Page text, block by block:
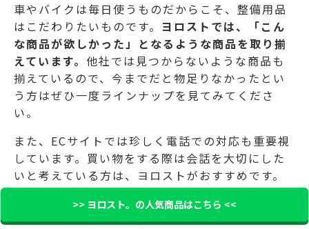
車やバイクは毎日使うものだからこそ、整備用品
はこだわりたいものです。 ヨロストでは、「こん
な商品が欲しかった」となるような商品を取り揃
えています。 他社では見つからないような商品も
揃えているので、今までだと物足りなかったとい
う方はぜひ一度ラインナップを見てみてくださ
い。
また、ECサイトでは珍しく電話での対応も重要視
しています。買い物をする際は会話を大切にした
いと考えている方は、ヨロストがおすすめです。
0120-464-804
電話対応時間：10:00〜13:00/14:00〜16:00
>> ヨロスト。の人気商品はこちら <<